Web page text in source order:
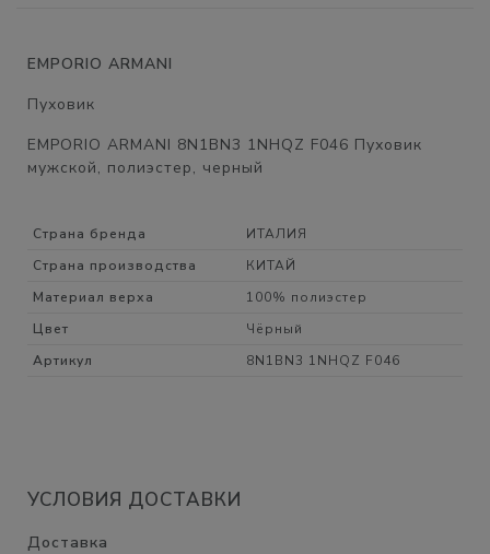
EMPORIO ARMANI
Пуховик
EMPORIO ARMANI 8N1BN3 1NHQZ F046 Пуховик
мужской, полиэстер, черный
Страна бренда
ИТАЛИЯ
Страна производства
КИТАЙ
Материал верха
100% полиэстер
Цвет
Чёрный
Артикул
8N1BN3 1NHQZ F046
УСЛОВИЯ ДОСТАВКИ
Доставка